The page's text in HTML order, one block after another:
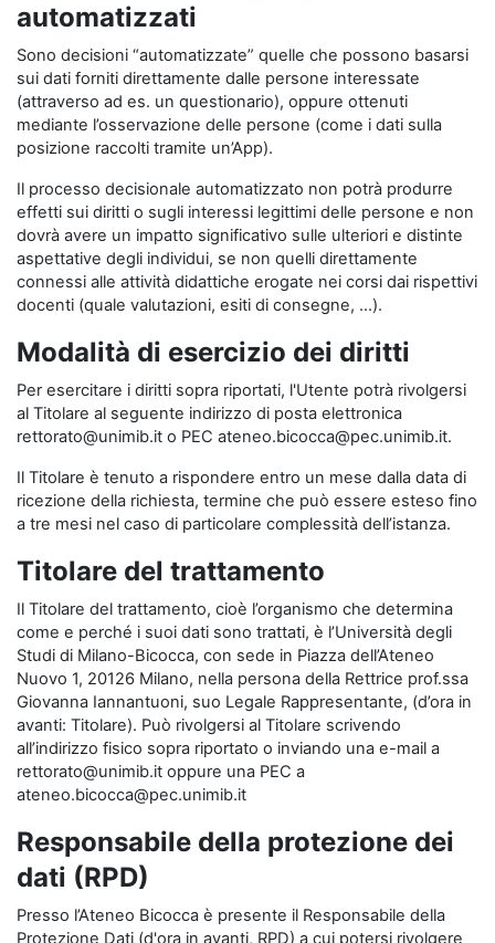
automatizzati
Sono decisioni “automatizzate” quelle che possono basarsi
sui dati forniti direttamente dalle persone interessate
(attraverso ad es. un questionario), oppure ottenuti
mediante l’osservazione delle persone (come i dati sulla
posizione raccolti tramite un’App).
Il processo decisionale automatizzato non potrà produrre
effetti sui diritti o sugli interessi legittimi delle persone e non
dovrà avere un impatto significativo sulle ulteriori e distinte
aspettative degli individui, se non quelli direttamente
connessi alle attività didattiche erogate nei corsi dai rispettivi
docenti (quale valutazioni, esiti di consegne, …).
Modalità di esercizio dei diritti
Per esercitare i diritti sopra riportati, l'Utente potrà rivolgersi
al Titolare al seguente indirizzo di posta elettronica
rettorato@unimib.it o PEC ateneo.bicocca@pec.unimib.it.
Il Titolare è tenuto a rispondere entro un mese dalla data di
ricezione della richiesta, termine che può essere esteso fino
a tre mesi nel caso di particolare complessità dell’istanza.
Titolare del trattamento
Il Titolare del trattamento, cioè l’organismo che determina
come e perché i suoi dati sono trattati, è l’Università degli
Studi di Milano-Bicocca, con sede in Piazza dell’Ateneo
Nuovo 1, 20126 Milano, nella persona della Rettrice prof.ssa
Giovanna Iannantuoni, suo Legale Rappresentante, (d’ora in
avanti: Titolare). Può rivolgersi al Titolare scrivendo
all’indirizzo fisico sopra riportato o inviando una e-mail a
rettorato@unimib.it oppure una PEC a
ateneo.bicocca@pec.unimib.it
Responsabile della protezione dei
dati (RPD)
Presso l’Ateneo Bicocca è presente il Responsabile della
Protezione Dati (d'ora in avanti, RPD) a cui potersi rivolgere